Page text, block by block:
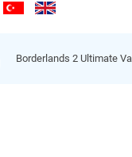
Borderlands 2 Ultimate